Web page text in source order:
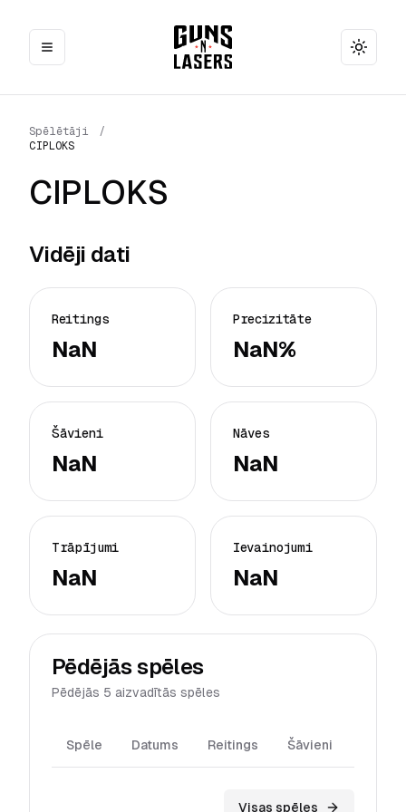
Toggle
Spēlētāji
/
CIPLOKS
CIPLOKS
Vidēji dati
Reitings
NaN
Precizitāte
NaN%
Šāvieni
NaN
Nāves
NaN
Trāpījumi
NaN
Ievainojumi
NaN
Pēdējās spēles
Pēdējās 5 aizvadītās spēles
Spēle Datums Reitings Šāvieni
Visas spēles